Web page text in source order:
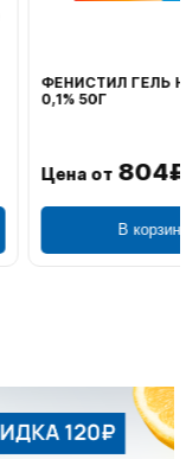
ГЕЛЬ НАРУЖ
804₽